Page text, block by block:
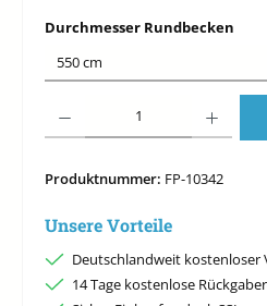
Durchmesser Rundbecken
Produktnummer: FP-10342
Unsere Vorteile
Deutschlandweit kostenloser
14 Tage kostenlose